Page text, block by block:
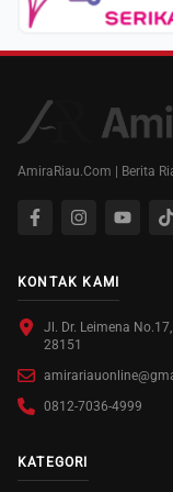
AmiraRiau.Com | Berita
KONTAK KAMI
Jl. Dr. Leimena
28151
0812-7036-4999
KATEGORI